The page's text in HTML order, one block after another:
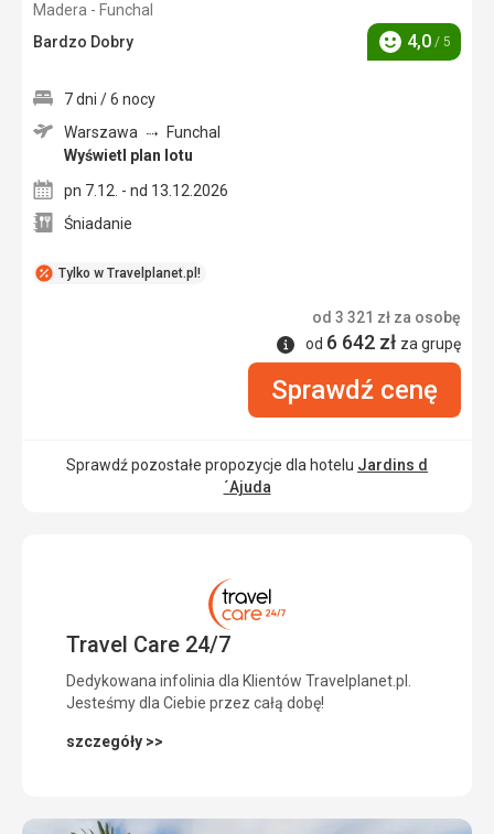
Madera - Funchal
Bardzo Dobry
Ocena
4,0 / 5
Tylko w Travelplanet.pl!
7 dni / 6 nocy
Warszawa
Funchal
Wyświetl plan lotu
pn 7.12. - nd 13.12.2026
Śniadanie
od 3 321 zł za osobę
Informacje
od 6 642 zł za grupę
Sprawdź cenę
Sprawdź pozostałe propozycje dla hotelu Jardins d
´Ajuda
Travel Care 24/7
Dedykowana infolinia dla Klientów Travelplanet.pl.
Jesteśmy dla Ciebie przez całą dobę!
szczegóły >>